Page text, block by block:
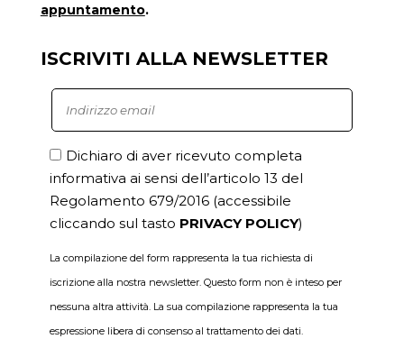
appuntamento.
ISCRIVITI ALLA NEWSLETTER
Dichiaro di aver ricevuto completa
informativa ai sensi dell’articolo 13 del
Regolamento 679/2016 (accessibile
cliccando sul tasto PRIVACY POLICY)
La compilazione del form rappresenta la tua richiesta di
iscrizione alla nostra newsletter. Questo form non è inteso per
nessuna altra attività. La sua compilazione rappresenta la tua
espressione libera di consenso al trattamento dei dati.